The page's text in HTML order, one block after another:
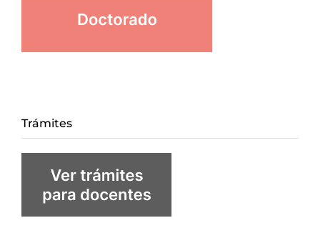
Trámites